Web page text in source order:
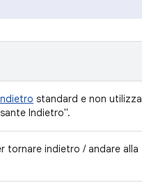
standard e non utilizza
Indietro".
tornare indietro / andare alla